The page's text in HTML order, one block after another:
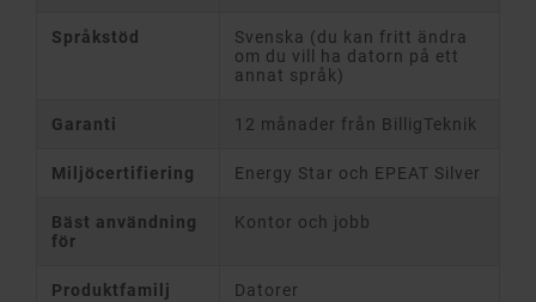
Språkstöd
Svenska (du kan fritt ändra
om du vill ha datorn på ett
annat språk)
Garanti 12 månader från BilligTeknik
Miljöcertifiering Energy Star och EPEAT Silver
Bäst användning
för
Kontor och jobb
Produktfamilj Datorer